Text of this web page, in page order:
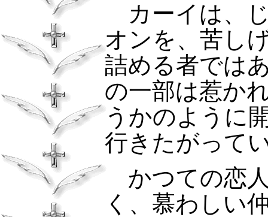
カーイは、
オンを、苦し
詰める者では
の一部は惹か
うかのように
行きたがって
かつての恋
く、慕わしい